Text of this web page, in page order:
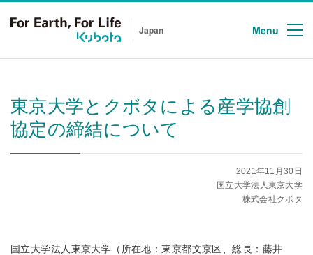
Japan Menu
東京大学とクボタによる産学協創
協定の締結について
2021年11月30日
国立大学法人東京大学
株式会社クボタ
国立大学法人東京大学（所在地：東京都文京区、総長：藤井